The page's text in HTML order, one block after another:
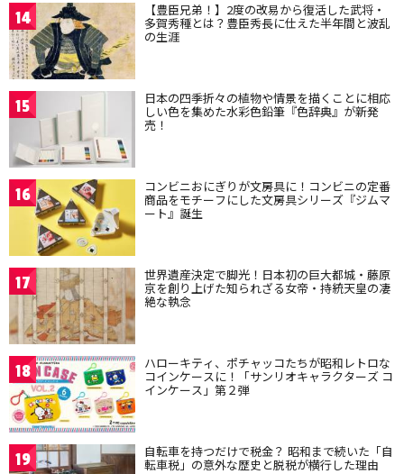
14 【豊臣兄弟！】2度の改易から復活した武将・
多賀秀種とは？豊臣秀長に仕えた半年間と波乱
の生涯
15 日本の四季折々の植物や情景を描くことに相応
しい色を集めた水彩色鉛筆『色辞典』が新発
売！
16 コンビニおにぎりが文房具に！コンビニの定番
商品をモチーフにした文房具シリーズ『ジムマ
ート』誕生
17 世界遺産決定で脚光！日本初の巨大都城・藤原
京を創り上げた知られざる女帝・持統天皇の凄
絶な執念
18 ハローキティ、ポチャッコたちが昭和レトロな
コインケースに！「サンリオキャラクターズ コ
インケース」第２弾
19 自転車を持つだけで税金？ 昭和まで続いた「自
転車税」の意外な歴史と脱税が横行した理由